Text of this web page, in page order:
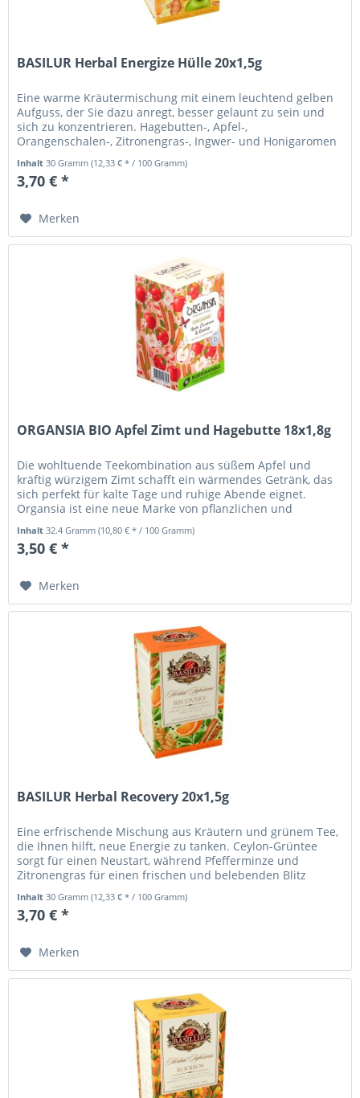
BASILUR Herbal Energize Hülle 20x1,5g
Eine warme Kräutermischung mit einem leuchtend gelben
Aufguss, der Sie dazu anregt, besser gelaunt zu sein und
sich zu konzentrieren. Hagebutten-, Apfel-,
Orangenschalen-, Zitronengras-, Ingwer- und Honigaromen
Inhalt 30 Gramm(12,33 € * / 100 Gramm)
3,70 € *
Merken
ORGANSIA BIO Apfel Zimt und Hagebutte 18x1,8g
Die wohltuende Teekombination aus süßem Apfel und
kräftig würzigem Zimt schafft ein wärmendes Getränk, das
sich perfekt für kalte Tage und ruhige Abende eignet.
Organsia ist eine neue Marke von pflanzlichen und
Inhalt 32.4 Gramm(10,80 € * / 100 Gramm)
3,50 € *
Merken
BASILUR Herbal Recovery 20x1,5g
Eine erfrischende Mischung aus Kräutern und grünem Tee,
die Ihnen hilft, neue Energie zu tanken. Ceylon-Grüntee
sorgt für einen Neustart, während Pfefferminze und
Zitronengras für einen frischen und belebenden Blitz
Inhalt30 Gramm(12,33 € * / 100 Gramm)
3,70 € *
Merken